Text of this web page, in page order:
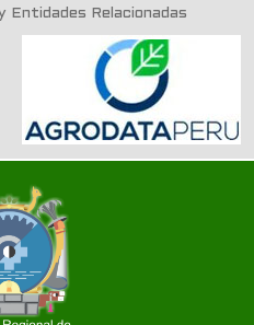
Entidades Relacionadas